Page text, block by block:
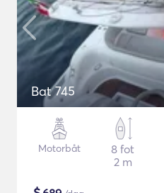
Bat 745
Motorbåt
8 fot
2 m